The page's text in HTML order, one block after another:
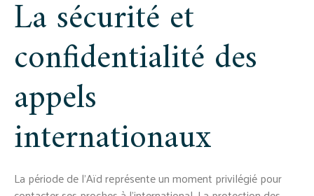
La sécurité et
confidentialité des
appels
internationaux
La période de l'Aïd représente un moment privilégié pour